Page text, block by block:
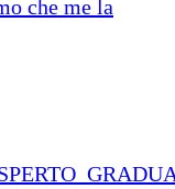
che me la